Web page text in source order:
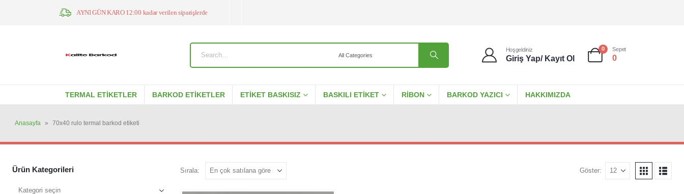
AYNI GÜN KARO 12:00 kadar verilen siparişlerde
Hoşgeldiniz
Giriş Yap/ Kayıt Ol
0 Sepet
0
TERMAL ETIKETLER BARKOD ETIKETLER ETIKET BASKISIZ BASKILI ETIKET RIBON BARKOD YAZICI HAKKIMIZDA
Anasayfa » 70x40 rulo termal barkod etiketi
Sırala: Göster:
Ürün Kategorileri